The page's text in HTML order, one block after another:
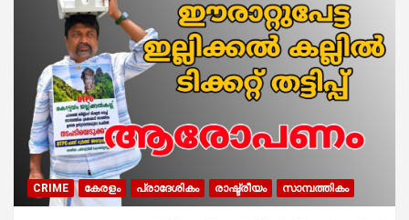
CRIME കേരളം പ്രാദേശികം രാഷ്ട്രീയം സാമ്പത്തികം